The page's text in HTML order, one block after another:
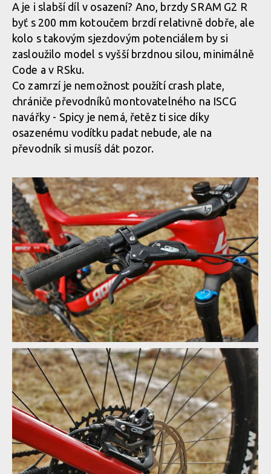
A je i slabší díl v osazení? Ano, brzdy SRAM G2 R
byť s 200 mm kotoučem brzdí relativně dobře, ale
kolo s takovým sjezdovým potenciálem by si
zasloužilo model s vyšší brzdnou silou, minimálně
Code a v RSku.
Co zamrzí je nemožnost použítí crash plate,
chrániče převodníků montovatelného na ISCG
navářky - Spicy je nemá, řetěz ti sice díky
osazenému vodítku padat nebude, ale na
převodník si musíš dát pozor.
Brzdy SRAM G2 R - chtělo by to větší kotvy
Brzdy SRAM G2 R - chtělo by to větší kotvy
Brzdy SRAM G2 R - chtělo by to větší kotvy